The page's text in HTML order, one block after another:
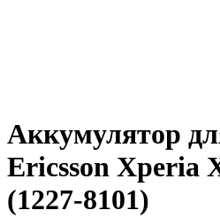
Аккумулятор
Ericsson Xperia
(1227-8101)